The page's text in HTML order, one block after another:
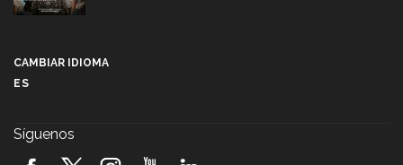
CAMBIAR IDIOMA
ES
Síguenos